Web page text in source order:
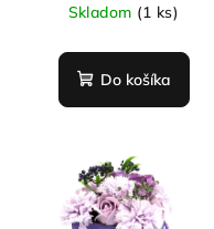
Skladom (1 ks)
Do košíka